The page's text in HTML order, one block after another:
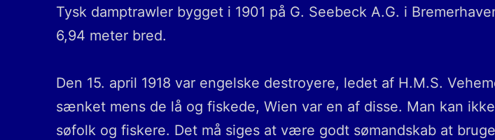
Tysk damptrawler bygget i 1901 på G. Seebeck A.G. i
6,94 meter bred.
Den 15. april 1918 var engelske destroyere, ledet af H.M.S.
sænket mens de lå og fiskede, Wien var en af disse. Man kan
søfolk og fiskere. Det må siges at være godt sømandskab at